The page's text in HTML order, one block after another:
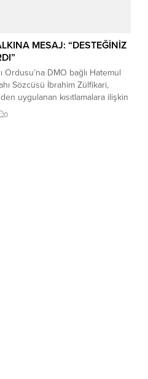
MESAJ: “DESTEĞİNİZ
Ordusu’na DMO bağlı Hatemul
Sözcüsü İbrahim Zülfikari,
uygulanan kısıtlamalara ilişkin
bu kısıtlamalardan muaf
0